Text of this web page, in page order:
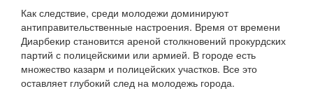
Как следствие, среди молодежи доминируют
антиправительственные настроения. Время от времени
Диарбекир становится ареной столкновений прокурдских
партий с полицейскими или армией. В городе есть
множество казарм и полицейских участков. Все это
оставляет глубокий след на молодежь города.